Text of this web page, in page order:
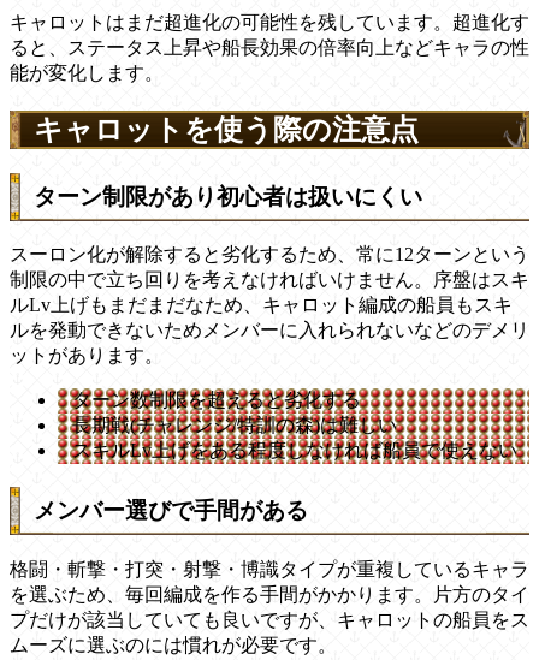
キャロットはまだ超進化の可能性を残しています。超進化す
ると、ステータス上昇や船長効果の倍率向上などキャラの性
能が変化します。
キャロットを使う際の注意点
ターン制限があり初心者は扱いにくい
スーロン化が解除すると劣化するため、常に12ターンという
制限の中で立ち回りを考えなければいけません。序盤はスキ
ルLv上げもまだまだなため、キャロット編成の船員もスキ
ルを発動できないためメンバーに入れられないなどのデメリ
ットがあります。
ターン数制限を超えると劣化する
長期戦(チャレンジ/特訓の森)は難しい
スキルLv上げをある程度しなければ船員で使えない
メンバー選びで手間がある
格闘・斬撃・打突・射撃・博識タイプが重複しているキャラ
を選ぶため、毎回編成を作る手間がかかります。片方のタイ
プだけが該当していても良いですが、キャロットの船員をス
ムーズに選ぶのには慣れが必要です。